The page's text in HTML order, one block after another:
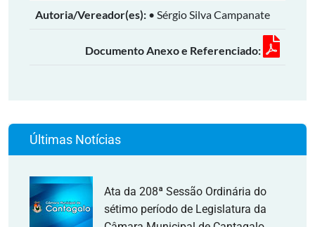
Autoria/Vereador(es): • Sérgio Silva Campanate
Documento Anexo e Referenciado:
Últimas Notícias
Ata da 208ª Sessão Ordinária do
sétimo período de Legislatura da